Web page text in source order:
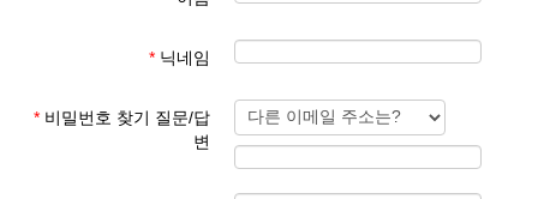
* 닉네임
* 비밀번호 찾기 질문/답
변